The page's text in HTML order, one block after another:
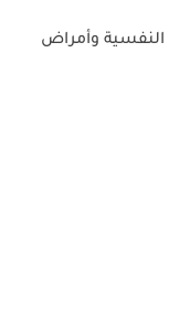
وأمراض